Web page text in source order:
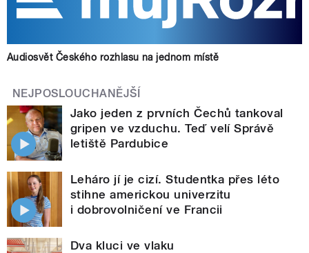
Audiosvět Českého rozhlasu na jednom místě
NEJPOSLOUCHANĚJŠÍ
Jako jeden z prvních Čechů tankoval
gripen ve vzduchu. Teď velí Správě
letiště Pardubice
Leháro jí je cizí. Studentka přes léto
stihne americkou univerzitu
i dobrovolničení ve Francii
Dva kluci ve vlaku